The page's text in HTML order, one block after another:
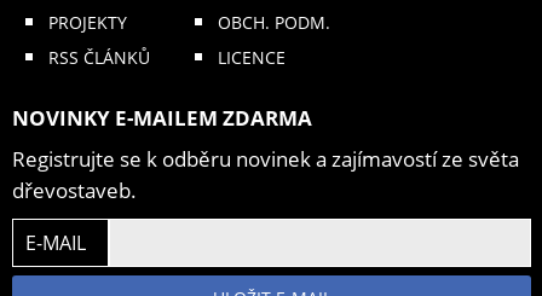
PROJEKTY
RSS ČLÁNKŮ
OBCH. PODM.
LICENCE
NOVINKY E-MAILEM ZDARMA
Registrujte se k odběru novinek a zajímavostí ze světa
dřevostaveb.
E-MAIL